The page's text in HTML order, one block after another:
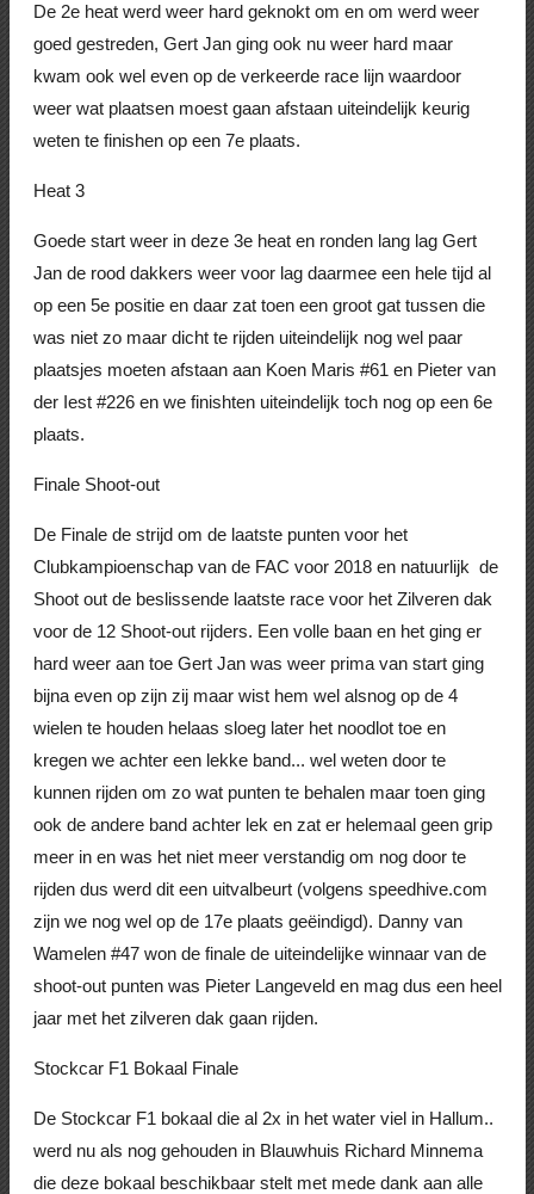
De 2e heat werd weer hard geknokt om en om werd weer
goed gestreden, Gert Jan ging ook nu weer hard maar
kwam ook wel even op de verkeerde race lijn waardoor
weer wat plaatsen moest gaan afstaan uiteindelijk keurig
weten te finishen op een 7e plaats.
Heat 3
Goede start weer in deze 3e heat en ronden lang lag Gert
Jan de rood dakkers weer voor lag daarmee een hele tijd al
op een 5e positie en daar zat toen een groot gat tussen die
was niet zo maar dicht te rijden uiteindelijk nog wel paar
plaatsjes moeten afstaan aan Koen Maris #61 en Pieter van
der Iest #226 en we finishten uiteindelijk toch nog op een 6e
plaats.
Finale Shoot-out
De Finale de strijd om de laatste punten voor het
Clubkampioenschap van de FAC voor 2018 en natuurlijk de
Shoot out de beslissende laatste race voor het Zilveren dak
voor de 12 Shoot-out rijders. Een volle baan en het ging er
hard weer aan toe Gert Jan was weer prima van start ging
bijna even op zijn zij maar wist hem wel alsnog op de 4
wielen te houden helaas sloeg later het noodlot toe en
kregen we achter een lekke band... wel weten door te
kunnen rijden om zo wat punten te behalen maar toen ging
ook de andere band achter lek en zat er helemaal geen grip
meer in en was het niet meer verstandig om nog door te
rijden dus werd dit een uitvalbeurt (volgens speedhive.com
zijn we nog wel op de 17e plaats geëindigd). Danny van
Wamelen #47 won de finale de uiteindelijke winnaar van de
shoot-out punten was Pieter Langeveld en mag dus een heel
jaar met het zilveren dak gaan rijden.
Stockcar F1 Bokaal Finale
De Stockcar F1 bokaal die al 2x in het water viel in Hallum..
werd nu als nog gehouden in Blauwhuis Richard Minnema
die deze bokaal beschikbaar stelt met mede dank aan alle